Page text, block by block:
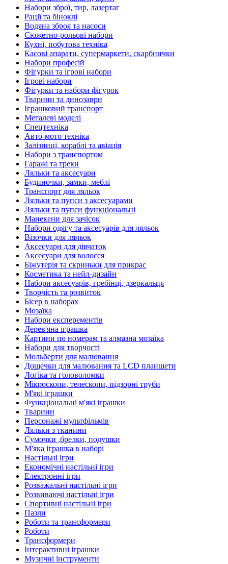
Набори зброї, тир, лазертаг
Рації та біноклі
Водяна зброя та насоси
Сюжетно-рольові набори
Кухні, побутова техніка
Касові апарати, супермаркети, скарбнички
Набори професій
Фігурки та ігрові набори
Ігрові набори
Фігурки та набори фігурок
Тварини та динозаври
Іграшковий транспорт
Металеві моделі
Спецтехніка
Авто-мото техніка
Залізниці, кораблі та авіація
Набори з транспортом
Гаражі та треки
Ляльки та аксесуари
Будиночки, замки, меблі
Транспорт для ляльок
Ляльки та пупси з аксесуарами
Ляльки та пупси функціональні
Манекени для зачісок
Набори одягу та аксесуарів для ляльок
Візочки для ляльок
Аксесуари для дівчаток
Аксесуари для волосся
Біжутерія та скриньки для прикрас
Косметика та нейл-дизайн
Набори аксесуарів, гребінці, дзеркальця
Творчість та розвиток
Бісер в наборах
Мозаїка
Набори експерементів
Дерев'яна іграшка
Картини по номерам та алмазна мозаїка
Набори для творчості
Мольберти для малювання
Дощечки для малювання та LCD планшети
Логіка та головоломки
Мікроскопи, телескопи, підзорні труби
М'які іграшки
Функціональні м'які іграшки
Тварини
Персонажі мультфільмів
Ляльки з тканини
Сумочки ,брелки, подушки
М'яка іграшка в наборі
Настільні ігри
Економічні настільні ігри
Електронні ігри
Розважальні настільні ігри
Розвиваючі настільні ігри
Спортивні настільні ігри
Пазли
Роботи та трансформери
Роботи
Трансформери
Інтерактивні іграшки
Музичні інструменти